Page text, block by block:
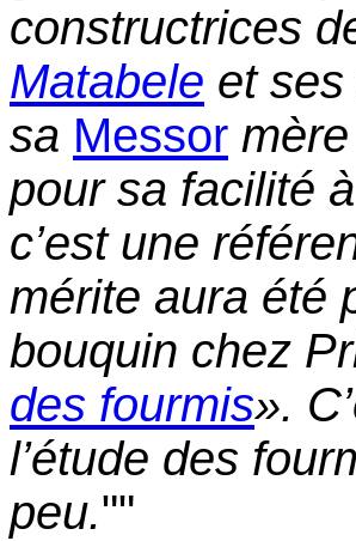
constructrices
Matabele et
sa Messor
pour sa facilité
c’est une
mérite aura été
bouquin chez
des fourmis».
l’étude des
peu.""